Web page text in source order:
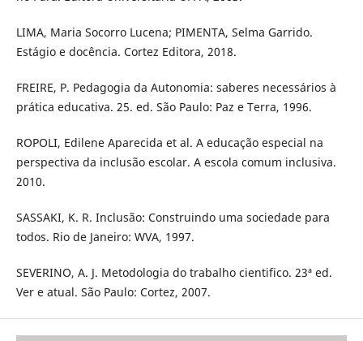
LIMA, Maria Socorro Lucena; PIMENTA, Selma Garrido.
Estágio e docência. Cortez Editora, 2018.
FREIRE, P. Pedagogia da Autonomia: saberes necessários à
prática educativa. 25. ed. São Paulo: Paz e Terra, 1996.
ROPOLI, Edilene Aparecida et al. A educação especial na
perspectiva da inclusão escolar. A escola comum inclusiva.
2010.
SASSAKI, K. R. Inclusão: Construindo uma sociedade para
todos. Rio de Janeiro: WVA, 1997.
SEVERINO, A. J. Metodologia do trabalho cientifico. 23ª ed.
Ver e atual. São Paulo: Cortez, 2007.